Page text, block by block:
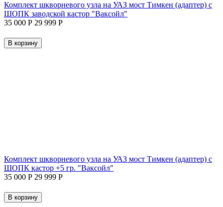
Комплект шкворневого узла на УАЗ мост Тимкен (адаптер) с
ШОПК заводской кастор "Ваксойл"
35 000 Р 29 999 Р
В корзину
Комплект шкворневого узла на УАЗ мост Тимкен (адаптер) с
ШОПК кастор +5 гр. "Ваксойл"
35 000 Р 29 999 Р
В корзину